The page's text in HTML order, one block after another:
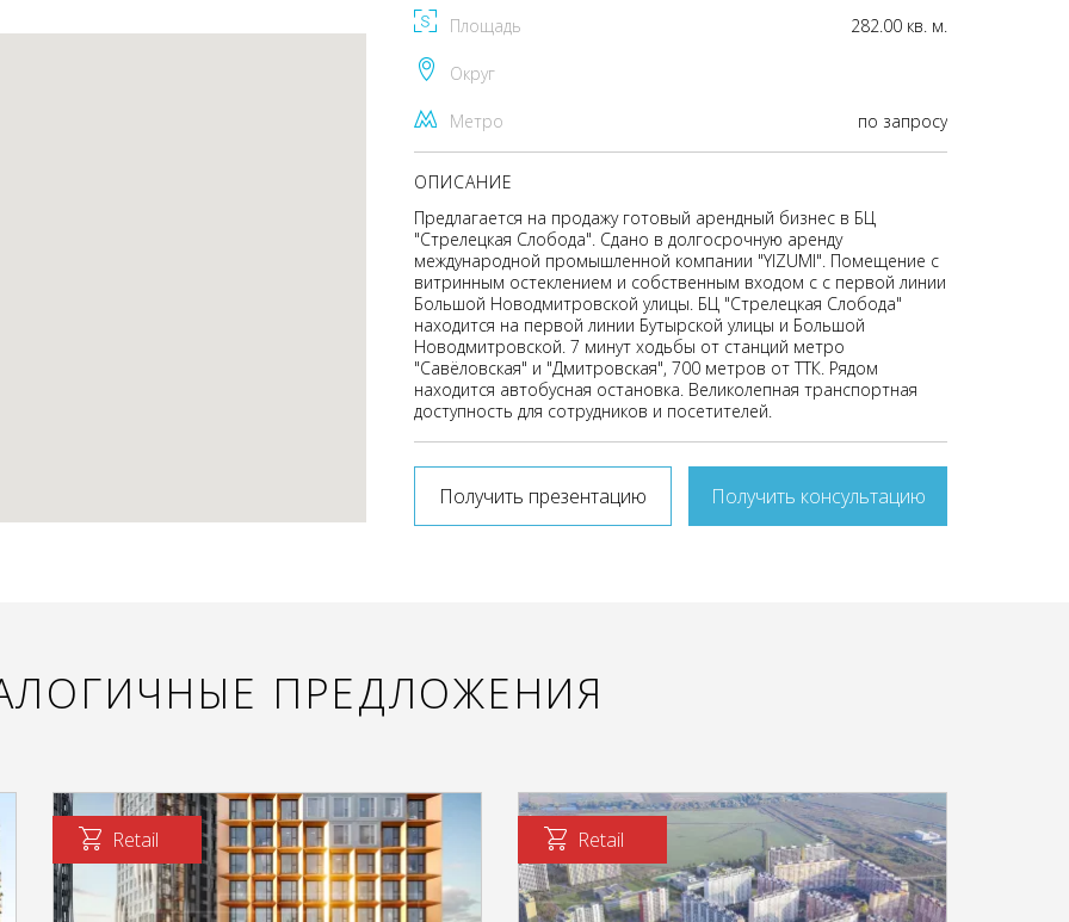
Площадь 282.00 кв. м.
Округ
Метро по запросу
ОПИСАНИЕ
Предлагается на продажу готовый арендный бизнес в БЦ
"Стрелецкая Слобода". Сдано в долгосрочную аренду
международной промышленной компании "YIZUMI". Помещение с
витринным остеклением и собственным входом с с первой линии
Большой Новодмитровской улицы. БЦ "Стрелецкая Слобода"
находится на первой линии Бутырской улицы и Большой
Новодмитровской. 7 минут ходьбы от станций метро
"Савёловская" и "Дмитровская", 700 метров от ТТК. Рядом
находится автобусная остановка. Великолепная транспортная
доступность для сотрудников и посетителей.
Получить презентацию Получить консультацию
ПРЕДЛОЖЕНИЯ
Retail Retail